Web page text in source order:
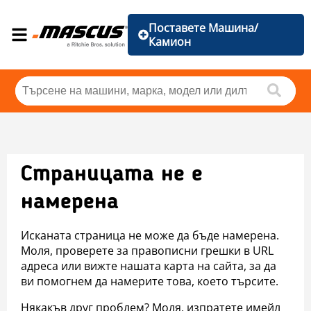
Поставете Машина/
Камион
Страницата не е
намерена
Исканата страница не може да бъде намерена.
Моля, проверете за правописни грешки в URL
адреса или вижте нашата карта на сайта, за да
ви помогнем да намерите това, което търсите.
Някакъв друг проблем? Моля, изпратете имейл